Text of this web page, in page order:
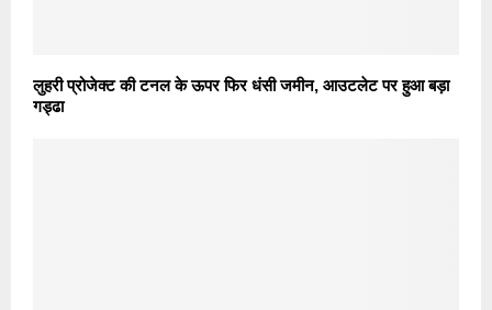
लुहरी प्रोजेक्ट की टनल के ऊपर फिर धंसी जमीन, आउटलेट पर हुआ बड़ा
गड्ढा